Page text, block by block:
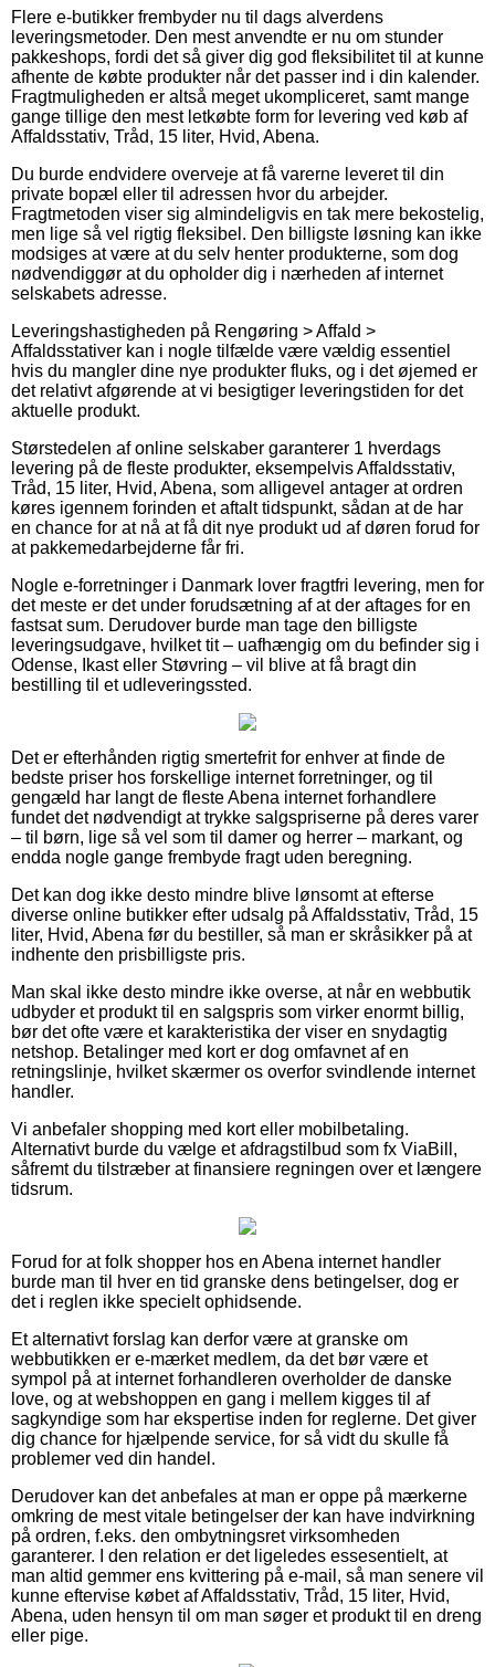
Flere e-butikker frembyder nu til dags alverdens
leveringsmetoder. Den mest anvendte er nu om stunder
pakkeshops, fordi det så giver dig god fleksibilitet til at kunne
afhente de købte produkter når det passer ind i din kalender.
Fragtmuligheden er altså meget ukompliceret, samt mange
gange tillige den mest letkøbte form for levering ved køb af
Affaldsstativ, Tråd, 15 liter, Hvid, Abena.
Du burde endvidere overveje at få varerne leveret til din
private bopæl eller til adressen hvor du arbejder.
Fragtmetoden viser sig almindeligvis en tak mere bekostelig,
men lige så vel rigtig fleksibel. Den billigste løsning kan ikke
modsiges at være at du selv henter produkterne, som dog
nødvendiggør at du opholder dig i nærheden af internet
selskabets adresse.
Leveringshastigheden på Rengøring > Affald >
Affaldsstativer kan i nogle tilfælde være vældig essentiel
hvis du mangler dine nye produkter fluks, og i det øjemed er
det relativt afgørende at vi besigtiger leveringstiden for det
aktuelle produkt.
Størstedelen af online selskaber garanterer 1 hverdags
levering på de fleste produkter, eksempelvis Affaldsstativ,
Tråd, 15 liter, Hvid, Abena, som alligevel antager at ordren
køres igennem forinden et aftalt tidspunkt, sådan at de har
en chance for at nå at få dit nye produkt ud af døren forud for
at pakkemedarbejderne får fri.
Nogle e-forretninger i Danmark lover fragtfri levering, men for
det meste er det under forudsætning af at der aftages for en
fastsat sum. Derudover burde man tage den billigste
leveringsudgave, hvilket tit – uafhængig om du befinder sig i
Odense, Ikast eller Støvring – vil blive at få bragt din
bestilling til et udleveringssted.
Det er efterhånden rigtig smertefrit for enhver at finde de
bedste priser hos forskellige internet forretninger, og til
gengæld har langt de fleste Abena internet forhandlere
fundet det nødvendigt at trykke salgspriserne på deres varer
– til børn, lige så vel som til damer og herrer – markant, og
endda nogle gange frembyde fragt uden beregning.
Det kan dog ikke desto mindre blive lønsomt at efterse
diverse online butikker efter udsalg på Affaldsstativ, Tråd, 15
liter, Hvid, Abena før du bestiller, så man er skråsikker på at
indhente den prisbilligste pris.
Man skal ikke desto mindre ikke overse, at når en webbutik
udbyder et produkt til en salgspris som virker enormt billig,
bør det ofte være et karakteristika der viser en snydagtig
netshop. Betalinger med kort er dog omfavnet af en
retningslinje, hvilket skærmer os overfor svindlende internet
handler.
Vi anbefaler shopping med kort eller mobilbetaling.
Alternativt burde du vælge et afdragstilbud som fx ViaBill,
såfremt du tilstræber at finansiere regningen over et længere
tidsrum.
Forud for at folk shopper hos en Abena internet handler
burde man til hver en tid granske dens betingelser, dog er
det i reglen ikke specielt ophidsende.
Et alternativt forslag kan derfor være at granske om
webbutikken er e-mærket medlem, da det bør være et
sympol på at internet forhandleren overholder de danske
love, og at webshoppen en gang i mellem kigges til af
sagkyndige som har ekspertise inden for reglerne. Det giver
dig chance for hjælpende service, for så vidt du skulle få
problemer ved din handel.
Derudover kan det anbefales at man er oppe på mærkerne
omkring de mest vitale betingelser der kan have indvirkning
på ordren, f.eks. den ombytningsret virksomheden
garanterer. I den relation er det ligeledes essesentielt, at
man altid gemmer ens kvittering på e-mail, så man senere vil
kunne eftervise købet af Affaldsstativ, Tråd, 15 liter, Hvid,
Abena, uden hensyn til om man søger et produkt til en dreng
eller pige.